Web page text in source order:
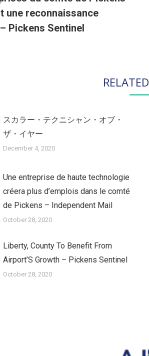
une reconnaissance
Pickens Sentinel
スカラー・テクニシャン・オブ・
ザ・イヤー
December 4, 2020
Une entreprise de haute technologie
créera plus d’emplois dans le comté
de Pickens – Independent Mail
October 28, 2020
Liberty, County To Benefit From
Airport’S Growth – Pickens Sentinel
October 28, 2020